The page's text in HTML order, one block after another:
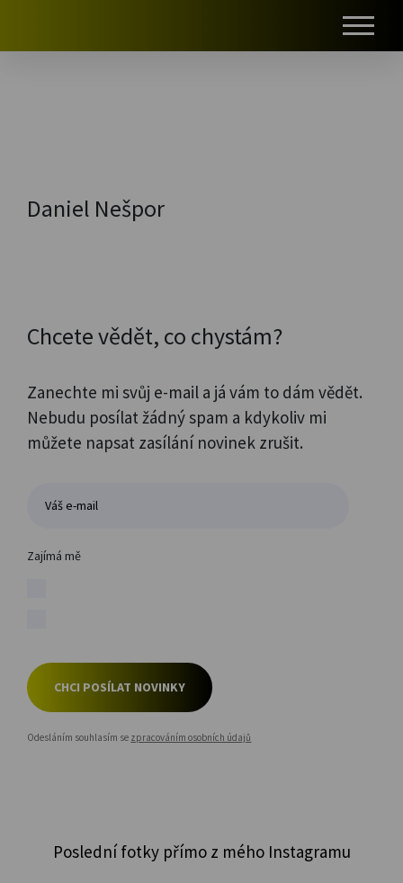
Daniel Nešpor
Chcete vědět, co chystám?
Zanechte mi svůj e-mail a já vám to dám vědět.
Nebudu posílat žádný spam a kdykoliv mi
můžete napsat zasílání novinek zrušit.
Zajímá mě
CHCI POSÍLAT NOVINKY
Odesláním souhlasím se zpracováním osobních údajů
Poslední fotky přímo z mého Instagramu